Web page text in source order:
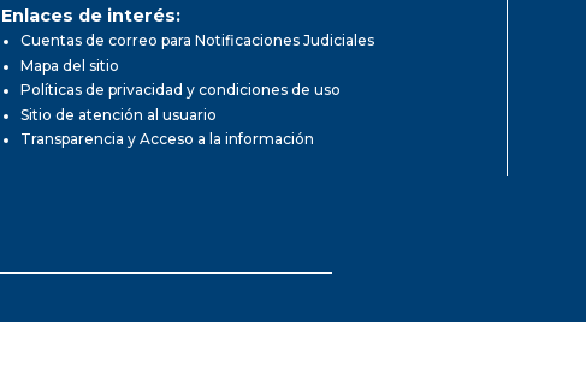
Enlaces de interés:
Cuentas de correo para Notificaciones Judiciales
Mapa del sitio
Políticas de privacidad y condiciones de uso
Sitio de atención al usuario
Transparencia y Acceso a la información